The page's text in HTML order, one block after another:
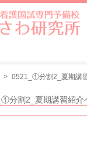
0521_①分割2_夏期講
分割2_夏期講習紹介